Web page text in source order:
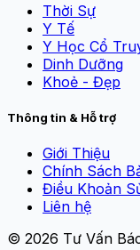
Thời Sự
Y Tế
Y Học Cổ
Dinh Dưỡng
Khoẻ - Đẹp
Thông tin & Hỗ trợ
Giới Thiệu
Chính Sách
Điều Khoản
Liên hệ
© 2026 Tư Vấn